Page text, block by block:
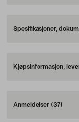
Spesifikasjoner,
Kjøpsinformasjon,
Anmeldelser (37)